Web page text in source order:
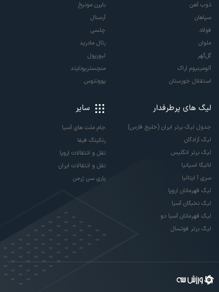
ذوب آهن
سپاهان
فولاد
ملوان
گل‌گهر
آلومینیوم اراک
استقلال خوزستان
بایرن مونیخ
آرسنال
چلسی
رئال مادرید
لیورپول
منچستریونایتد
یوونتوس
لیگ های پرطرفدار
جدول لیگ برتر ایران (خلیج فارس)
لیگ آزادگان
لیگ برتر انگلیس
لالیگا اسپانیا
سری آ ایتالیا
لیگ قهرمانان اروپا
لیگ نخبگان آسیا
لیگ قهرمانان آسیا دو
لیگ برتر فوتسال
سایر
جام ملت های آسیا
رنکینگ فیفا
نقل و انتقالات اروپا
نقل و انتقالات ایران
پاری سن ژرمن